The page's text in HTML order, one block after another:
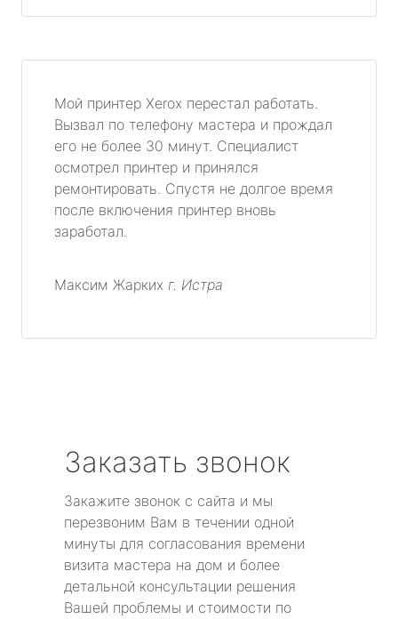
Мой принтер Xerox перестал работать.
Вызвал по телефону мастера и прождал
его не более 30 минут. Специалист
осмотрел принтер и принялся
ремонтировать. Спустя не долгое время
после включения принтер вновь
заработал.
Максим Жарких г. Истра
Заказать звонок
Закажите звонок с сайта и мы
перезвоним Вам в течении одной
минуты для согласования времени
визита мастера на дом и более
детальной консультации решения
Вашей проблемы и стоимости по